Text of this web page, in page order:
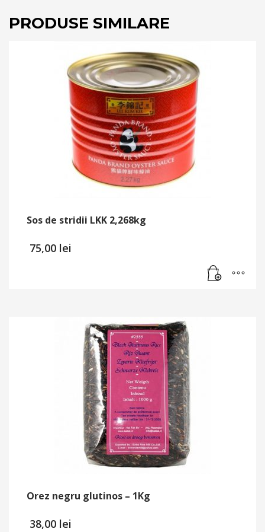
PRODUSE SIMILARE
Sos de stridii LKK 2,268kg
75,00 lei
Orez negru glutinos – 1Kg
38,00 lei